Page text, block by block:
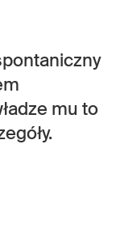
mu to